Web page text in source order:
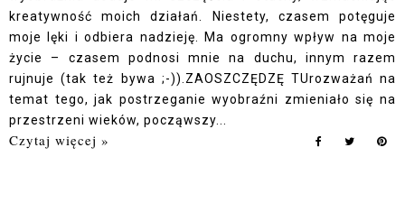
kreatywność moich działań. Niestety, czasem potęguje
moje lęki i odbiera nadzieję. Ma ogromny wpływ na moje
życie – czasem podnosi mnie na duchu, innym razem
rujnuje (tak też bywa ;-)).ZAOSZCZĘDZĘ TUrozważań na
temat tego, jak postrzeganie wyobraźni zmieniało się na
przestrzeni wieków, począwszy...
Czytaj więcej »